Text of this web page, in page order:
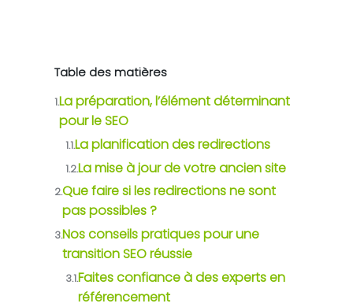
Table des matières
1.La préparation, l’élément déterminant
pour le SEO
1.1.La planification des redirections
1.2.La mise à jour de votre ancien site
2.Que faire si les redirections ne sont
pas possibles ?
3.Nos conseils pratiques pour une
transition SEO réussie
3.1.Faites confiance à des experts en
référencement